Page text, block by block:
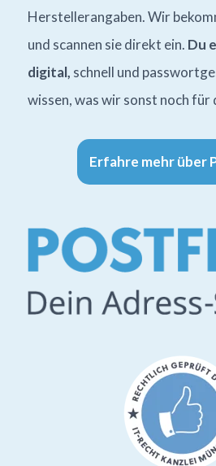
Herstellerangaben. Wir
und scannen sie direkt ein. Du
digital, schnell und
wissen, was wir sonst noch für
Erfahre mehr über